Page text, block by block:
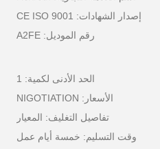
إصدار الشهادات: CE ISO 9001
رقم الموديل: A2FE
الحد الأدنى لكمية: 1
الأسعار: NIGOTIATION
تفاصيل التغليف: المعيار
وقت التسليم: خمسة أيام عمل